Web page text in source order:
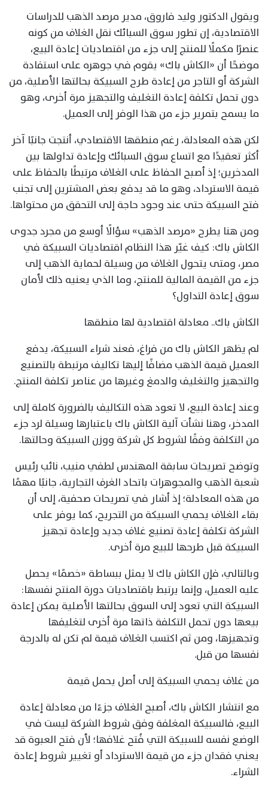
ويقول الدكتور وليد فاروق، مدير مرصد الذهب للدراسات
الاقتصادية، إن تطور سوق السبائك نقل الغلاف من كونه
عنصرًا مكملًا للمنتج إلى جزء من اقتصاديات إعادة البيع،
موضحًا أن «الكاش باك» يقوم في جوهره على استفادة
الشركة أو التاجر من إعادة طرح السبيكة بحالتها الأصلية، من
دون تحمل تكلفة إعادة التغليف والتجهيز مرة أخرى، وهو
ما يسمح بتمرير جزء من هذا الوفر إلى العميل.
لكن هذه المعادلة، رغم منطقها الاقتصادي، أنتجت جانبًا آخر
أكثر تعقيدًا مع اتساع سوق السبائك وإعادة تداولها بين
المدخرين؛ إذ أصبح الحفاظ على الغلاف مرتبطًا بالحفاظ على
قيمة الاسترداد، وهو ما قد يدفع بعض المشترين إلى تجنب
فتح السبيكة حتى عند وجود حاجة إلى التحقق من محتواها.
ومن هنا يطرح «مرصد الذهب» سؤالًا أوسع من مجرد جدوى
الكاش باك: كيف غيّر هذا النظام اقتصاديات السبيكة في
مصر، ومتى يتحول الغلاف من وسيلة لحماية الذهب إلى
جزء من القيمة المالية للمنتج، وما الذي يعنيه ذلك لأمان
سوق إعادة التداول؟
الكاش باك.. معادلة اقتصادية لها منطقها
لم يظهر الكاش باك من فراغ، فعند شراء السبيكة، يدفع
العميل قيمة الذهب مضافًا إليها تكاليف مرتبطة بالتصنيع
والتجهيز والتغليف والدمغ وغيرها من عناصر تكلفة المنتج.
وعند إعادة البيع، لا تعود هذه التكاليف بالضرورة كاملة إلى
المدخر، وهنا نشأت آلية الكاش باك باعتبارها وسيلة لرد جزء
من التكلفة وفقًا لشروط كل شركة ووزن السبيكة وحالتها.
وتوضح تصريحات سابقة المهندس لطفي منيب، نائب رئيس
شعبة الذهب والمجوهرات باتحاد الغرف التجارية، جانبًا مهمًا
من هذه المعادلة؛ إذ أشار في تصريحات صحفية، إلى أن
بقاء الغلاف يحمي السبيكة من التجريح، كما يوفر على
الشركة تكلفة إعادة تصنيع غلاف جديد وإعادة تجهيز
السبيكة قبل طرحها للبيع مرة أخرى.
وبالتالي، فإن الكاش باك لا يمثل ببساطة «خصمًا» يحصل
عليه العميل، وإنما يرتبط باقتصاديات دورة المنتج نفسها:
السبيكة التي تعود إلى السوق بحالتها الأصلية يمكن إعادة
بيعها دون تحمل التكلفة ذاتها مرة أخرى لتغليفها
وتجهيزها، ومن ثم اكتسب الغلاف قيمة لم تكن له بالدرجة
نفسها من قبل.
من غلاف يحمي السبيكة إلى أصل يحمل قيمة
مع انتشار الكاش باك، أصبح الغلاف جزءًا من معادلة إعادة
البيع، فالسبيكة المغلفة وفق شروط الشركة ليست في
الوضع نفسه للسبيكة التي فُتح غلافها؛ لأن فتح العبوة قد
يعني فقدان جزء من قيمة الاسترداد أو تغيير شروط إعادة
الشراء.